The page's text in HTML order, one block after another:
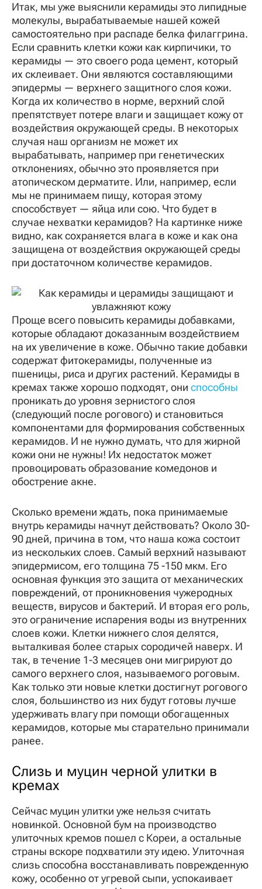
Итак, мы уже выяснили керамиды это липидные
молекулы, вырабатываемые нашей кожей
самостоятельно при распаде белка филаггрина.
Если сравнить клетки кожи как кирпичики, то
керамиды — это своего рода цемент, который
их склеивает. Они являются составляющими
эпидермы — верхнего защитного слоя кожи.
Когда их количество в норме, верхний слой
препятствует потере влаги и защищает кожу от
воздействия окружающей среды. В некоторых
случая наш организм не может их
вырабатывать, например при генетических
отклонениях, обычно это проявляется при
атопическом дерматите. Или, например, если
мы не принимаем пищу, которая этому
способствует — яйца или сою. Что будет в
случае нехватки керамидов? На картинке ниже
видно, как сохраняется влага в коже и как она
защищена от воздействия окружающей среды
при достаточном количестве керамидов.
Проще всего повысить керамиды добавками,
которые обладают доказанным воздействием
на их увеличение в коже. Обычно такие добавки
содержат фитокерамиды, полученные из
пшеницы, риса и других растений. Керамиды в
кремах также хорошо подходят, они способны
проникать до уровня зернистого слоя
(следующий после рогового) и становиться
компонентами для формирования собственных
керамидов. И не нужно думать, что для жирной
кожи они не нужны! Их недостаток может
провоцировать образование комедонов и
обострение акне.
Сколько времени ждать, пока принимаемые
внутрь керамиды начнут действовать? Около 30-
90 дней, причина в том, что наша кожа состоит
из нескольких слоев. Самый верхний называют
эпидермисом, его толщина 75 -150 мкм. Его
основная функция это защита от механических
повреждений, от проникновения чужеродных
веществ, вирусов и бактерий. И вторая его роль,
это ограничение испарения воды из внутренних
слоев кожи. Клетки нижнего слоя делятся,
выталкивая более старых сородичей наверх. И
так, в течение 1-3 месяцев они мигрируют до
самого верхнего слоя, называемого роговым.
Как только эти новые клетки достигнут рогового
слоя, большинство из них будут готовы лучше
удерживать влагу при помощи обогащенных
керамидов, которые мы старательно принимали
ранее.
Слизь и муцин черной улитки в
кремах
Сейчас муцин улитки уже нельзя считать
новинкой. Основной бум на производство
улиточных кремов пошел с Кореи, а остальные
страны вскоре подхватили эту идею. Улиточная
слизь способна восстанавливать поврежденную
кожу, особенно от угревой сыпи, успокаивает